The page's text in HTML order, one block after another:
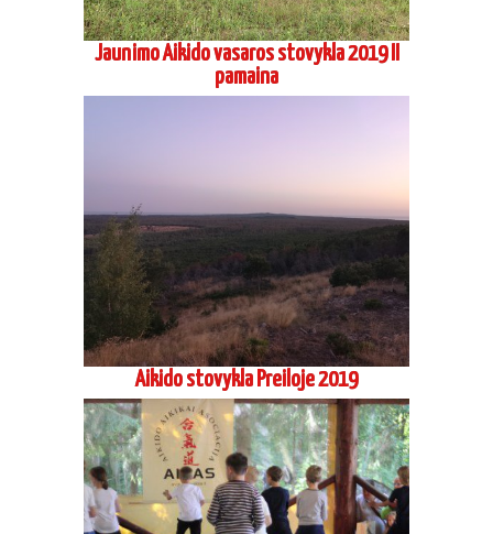
Jaunimo Aikido vasaros stovykla 2019 II
pamaina
Aikido stovykla Preiloje 2019